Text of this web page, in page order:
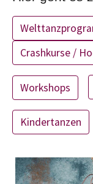
Crashkurse /
Workshops
Kindertanzen